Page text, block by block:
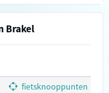
Brakel
fietsknooppunten